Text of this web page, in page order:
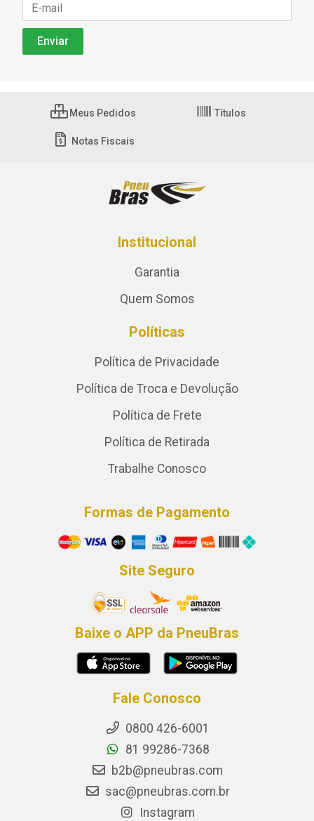
Meus Pedidos Títulos
Notas Fiscais
Institucional
Garantia
Quem Somos
Políticas
Política de Privacidade
Política de Troca e Devolução
Política de Frete
Política de Retirada
Trabalhe Conosco
Formas de Pagamento
Site Seguro
Baixe o APP da PneuBras
Fale Conosco
0800 426-6001
81 99286-7368
b2b@pneubras.com
sac@pneubras.com.br
Instagram